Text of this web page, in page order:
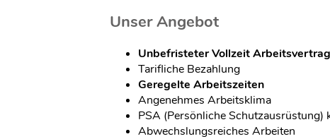
Unser Angebot
Unbefristeter Vollzeit Arbeitsvertrag
Tarifliche Bezahlung
Geregelte Arbeitszeiten
Angenehmes Arbeitsklima
PSA (Persönliche
Abwechslungsreiches Arbeiten